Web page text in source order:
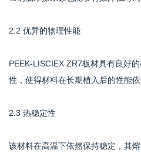
2.2 优异的物理性能
PEEK-LISCIEX ZR7板材具有良好
性，使得材料在长期植入后的性能
2.3 热稳定性
该材料在高温下依然保持稳定，其